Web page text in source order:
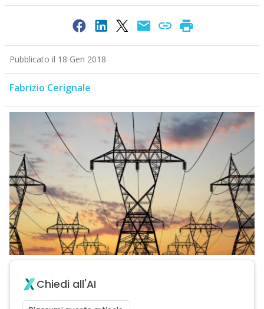
Pubblicato il 18 Gen 2018
Fabrizio Cerignale
Chiedi all'AI